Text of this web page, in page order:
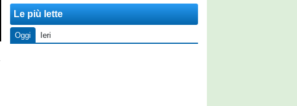
Le più lette
Oggi Ieri